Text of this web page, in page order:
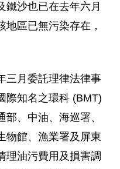
鐵沙也已在去年六月
地區已無污染存在，
三月委託理律法律事
際知名之環科 (BMT)
、中油、海巡署、
物館、漁業署及屏東
理油污費用及損害調